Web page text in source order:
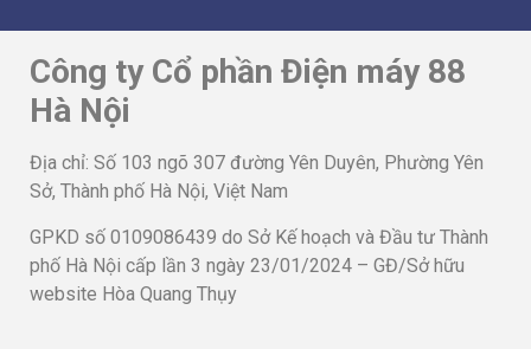
Công ty Cổ phần Điện máy 88
Hà Nội
Địa chỉ: Số 103 ngõ 307 đường Yên Duyên, Phường Yên
Sở, Thành phố Hà Nội, Việt Nam
GPKD số 0109086439 do Sở Kế hoạch và Đầu tư Thành
phố Hà Nội cấp lần 3 ngày 23/01/2024 – GĐ/Sở hữu
website Hòa Quang Thụy